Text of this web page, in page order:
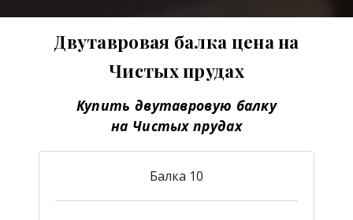
Двутавровая балка цена на
Чистых прудах
Купить двутавровую балку
на Чистых прудах
Балка 10